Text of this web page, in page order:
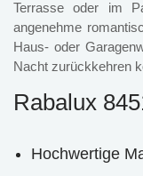
Terrasse oder im
angenehme
Haus- oder
Nacht zurückkehren
Rabalux
Hochwertige